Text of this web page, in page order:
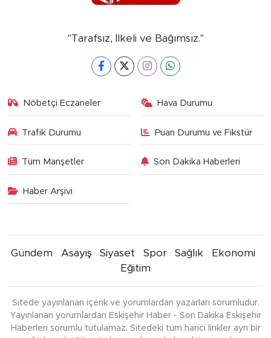
"Tarafsız, İlkeli ve Bağımsız."
Nöbetçi Eczaneler Hava Durumu
Trafik Durumu Puan Durumu ve Fikstür
Tüm Manşetler Son Dakika Haberleri
Haber Arşivi
Gündem Asayiş Siyaset Spor Sağlık
Ekonomi
Eğitim
Sitede yayınlanan içerik ve yorumlardan yazarları sorumludur.
Yayınlanan yorumlardan Eskişehir Haber - Son Dakika Eskişehir
Haberleri sorumlu tutulamaz. Sitedeki tüm harici linkler ayrı bir